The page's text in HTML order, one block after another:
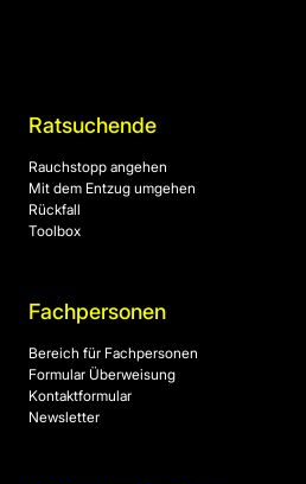
Ratsuchende
Rauchstopp angehen
Mit dem Entzug umgehen
Rückfall
Toolbox
Fachpersonen
Bereich für Fachpersonen
Formular Überweisung
Kontaktformular
Newsletter